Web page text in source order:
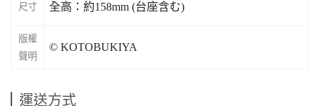
尺寸 全高：約158mm (台座含む)
版權
聲明
© KOTOBUKIYA
運送方式